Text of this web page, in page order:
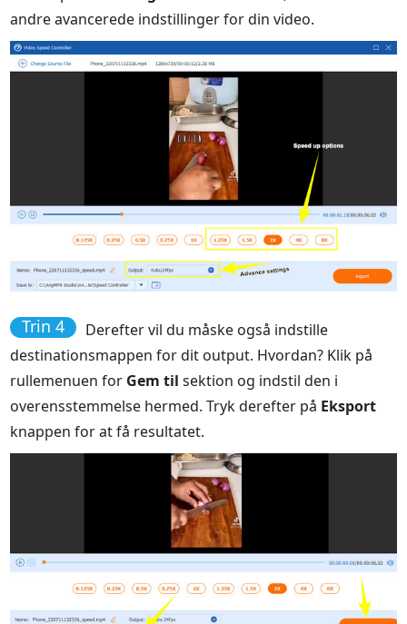
andre avancerede indstillinger for din video.
Trin 4
Derefter vil du måske også indstille
destinationsmappen for dit output. Hvordan? Klik på
rullemenuen for Gem til sektion og indstil den i
overensstemmelse hermed. Tryk derefter på Eksport
knappen for at få resultatet.